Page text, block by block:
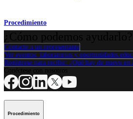
Procedimiento
Contacte a un representante
Ver eventos, laboratorios y oportunidades
Regístrese para recibir: ¿Qué hay de nuevo en
Procedimiento